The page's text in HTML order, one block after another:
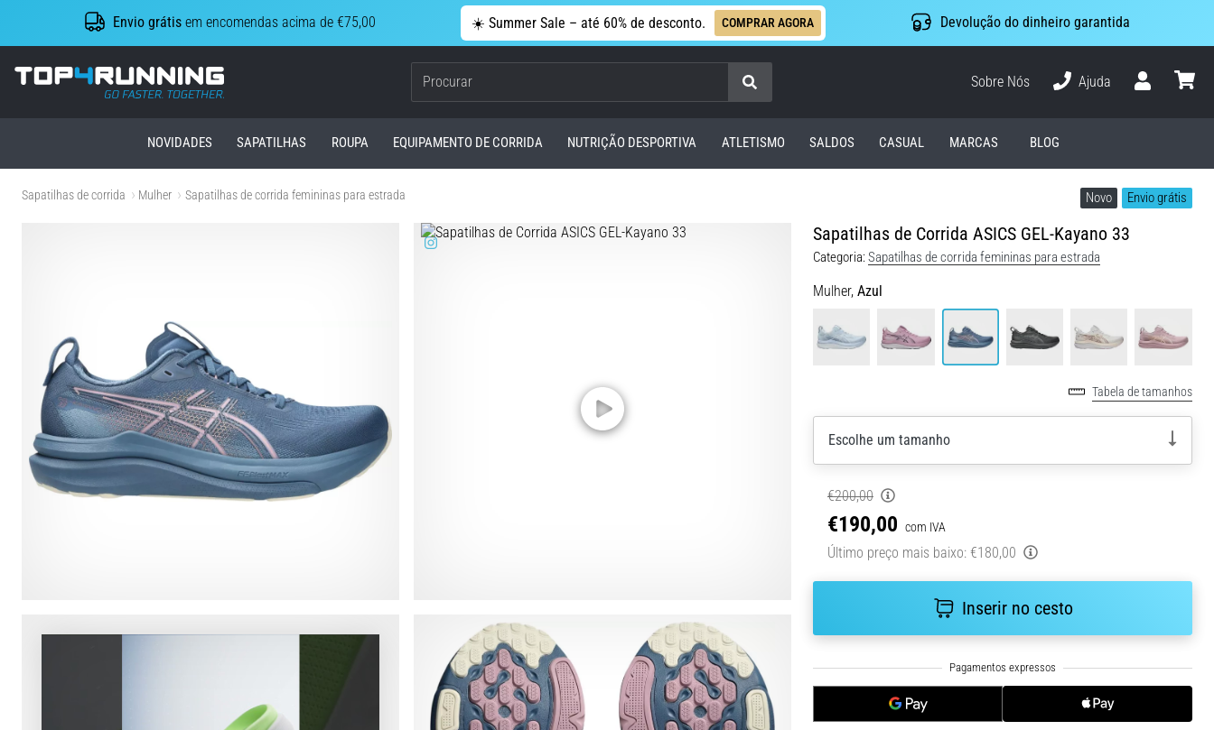
Envio grátis em encomendas acima de €75,00 ☀️ Summer Sale – até 60% de desconto. COMPRAR AGORA Devolução do dinheiro garantida
Top4Running.pt
Procurar
Sobre Nós
Ajuda
NOVIDADES SAPATILHAS ROUPA EQUIPAMENTO DE CORRIDA NUTRIÇÃO DESPORTIVA ATLETISMO SALDOS CASUAL MARCAS BLOG
Sapatilhas de corrida Mulher Sapatilhas de corrida femininas para estrada Novo Envio grátis
Sapatilhas de Corrida ASICS GEL-Kayano 33
Categoria:Sapatilhas de corrida femininas para estrada
Mulher, Azul
Tabela de tamanhos
Escolhe um tamanho
€200,00
€190,00 com IVA
Último preço mais baixo: €180,00
Inserir no cesto